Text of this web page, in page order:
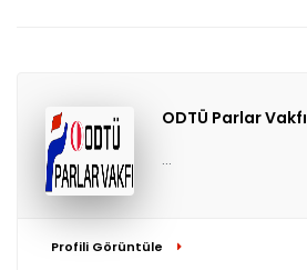
ODTÜ Parlar Vakfı
...
Profili Görüntüle